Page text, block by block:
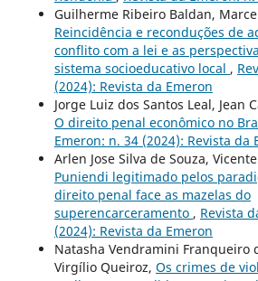
Guilherme Ribeiro Baldan,
Reincidência e reconduções de
conflito com a lei e as
sistema socioeducativo local ,
(2024): Revista da Emeron
Jorge Luiz dos Santos Leal, Jean
O direito penal econômico no
Emeron: n. 34 (2024): Revista da
Arlen Jose Silva de Souza,
Puniendi legitimado pelos
direito penal face as mazelas do
superencarceramento , Revista
(2024): Revista da Emeron
Natasha Vendramini Franqueiro
Virgílio Queiroz, Os crimes de